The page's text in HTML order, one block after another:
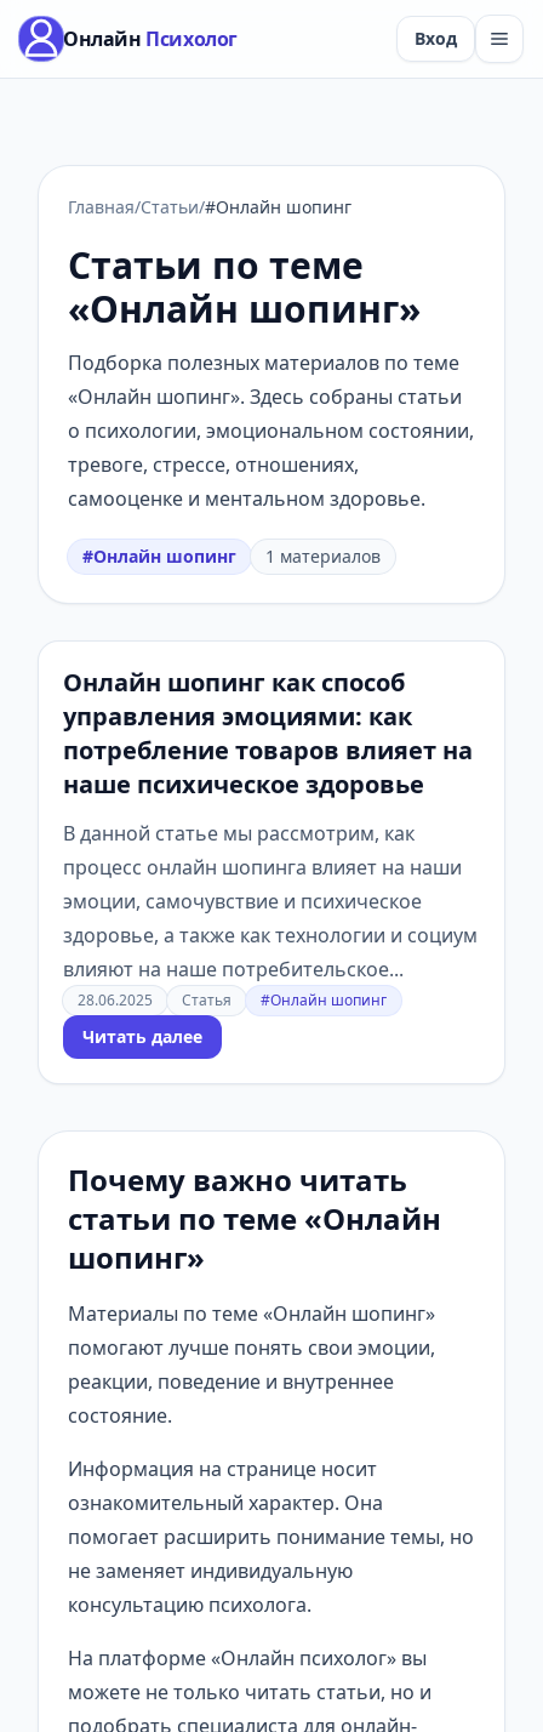
Онлайн Психолог Вход
Главная/Статьи/#Онлайн шопинг
Статьи по теме
«Онлайн шопинг»
Подборка полезных материалов по теме
«Онлайн шопинг». Здесь собраны статьи
о психологии, эмоциональном состоянии,
тревоге, стрессе, отношениях,
самооценке и ментальном здоровье.
#Онлайн шопинг 1 материалов
Онлайн шопинг как способ
управления эмоциями: как
потребление товаров влияет на
наше психическое здоровье
В данной статье мы рассмотрим, как
процесс онлайн шопинга влияет на наши
эмоции, самочувствие и психическое
здоровье, а также как технологии и социум
влияют на наше потребительское...
28.06.2025 Статья #Онлайн шопинг
Читать далее
Почему важно читать
статьи по теме «Онлайн
шопинг»
Материалы по теме «Онлайн шопинг»
помогают лучше понять свои эмоции,
реакции, поведение и внутреннее
состояние.
Информация на странице носит
ознакомительный характер. Она
помогает расширить понимание темы, но
не заменяет индивидуальную
консультацию психолога.
На платформе «Онлайн психолог» вы
можете не только читать статьи, но и
подобрать специалиста для онлайн-